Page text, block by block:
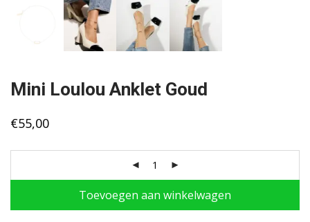
Mini Loulou Anklet Goud
€55,00
Toevoegen aan winkelwagen